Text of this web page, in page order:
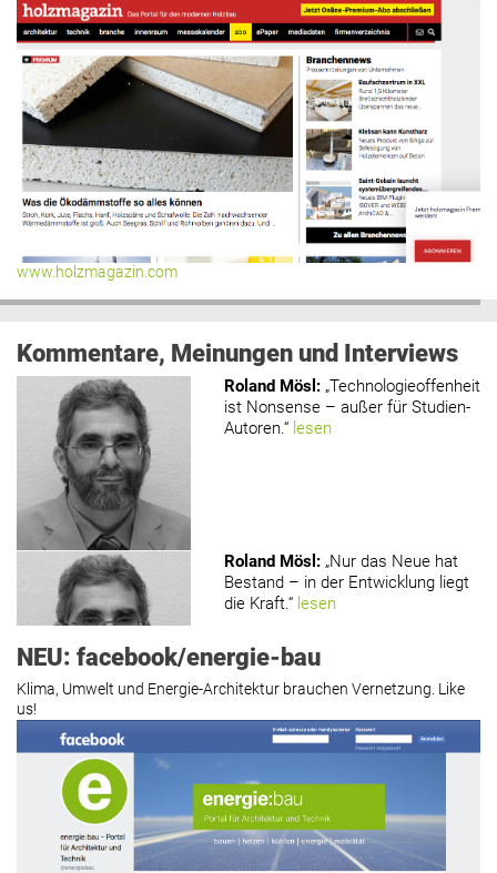
www.holzmagazin.com
Kommentare, Meinungen und Interviews
Roland Mösl : „Technologieoffenheit
ist Nonsense – außer für Studien-
Autoren.“ lesen
Roland Mösl : „Nur das Neue hat
Bestand – in der Entwicklung liegt
die Kraft.“ lesen
Roland Mösl: „Man wollte wohl
Kasse machen statt neue Produkte
erfinden.“ lesen
NEU: facebook/energie-bau
Klima, Umwelt und Energie-Architektur brauchen Vernetzung. Like
us!